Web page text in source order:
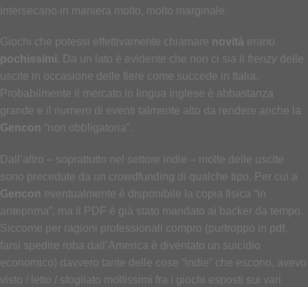
intersecano in maniera molto, molto marginale.
Giochi che potessi effettivamente chiamare novità erano
pochissimi. Da un lato è evidente che non ci sia il frenzy delle
uscite in occasione delle fiere come succede in Italia.
Probabilmente il mercato in lingua inglese è abbastanza
grande e il numero di eventi talmente alto da rendere anche la
Gencon “non obbligatoria”.
Dall’altro – soprattutto nel settore indie – molte delle uscite
sono precedute da un crowdfunding di qualche tipo. Per cui a
Gencon eventualmente è disponibile la copia fisica “in
anteprima”, ma il PDF è già stato mandato ai backer da tempo.
Siccome per ragioni professionali compro (purtroppo in pdf,
farsi spedire roba dall’America è diventato un suicidio
economico) davvero tante delle cose “indie” che escono, avevo
visto / letto / sfogliato moltissimi fra i giochi esposti sui vari